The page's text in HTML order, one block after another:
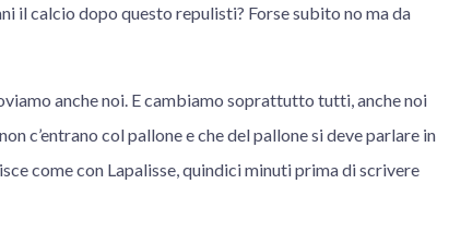
il calcio dopo questo repulisti? Forse subito no ma da
anche noi. E cambiamo soprattutto tutti, anche noi
c’entrano col pallone e che del pallone si deve parlare in
come con Lapalisse, quindici minuti prima di scrivere